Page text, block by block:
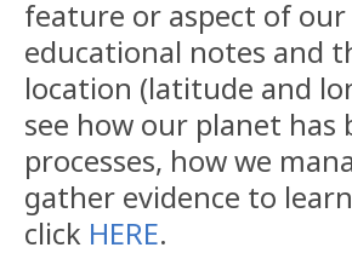
feature or aspect of
educational notes and
location (latitude and
see how our planet has
processes, how we
gather evidence to
click HERE.